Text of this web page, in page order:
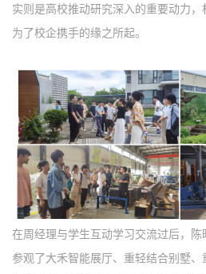
实则是高校推动研究深入的重要动力
为了校企携手的缘之所起。
在周经理与学生互动学习交流过后，
参观了大禾智能展厅、重轻结合别墅